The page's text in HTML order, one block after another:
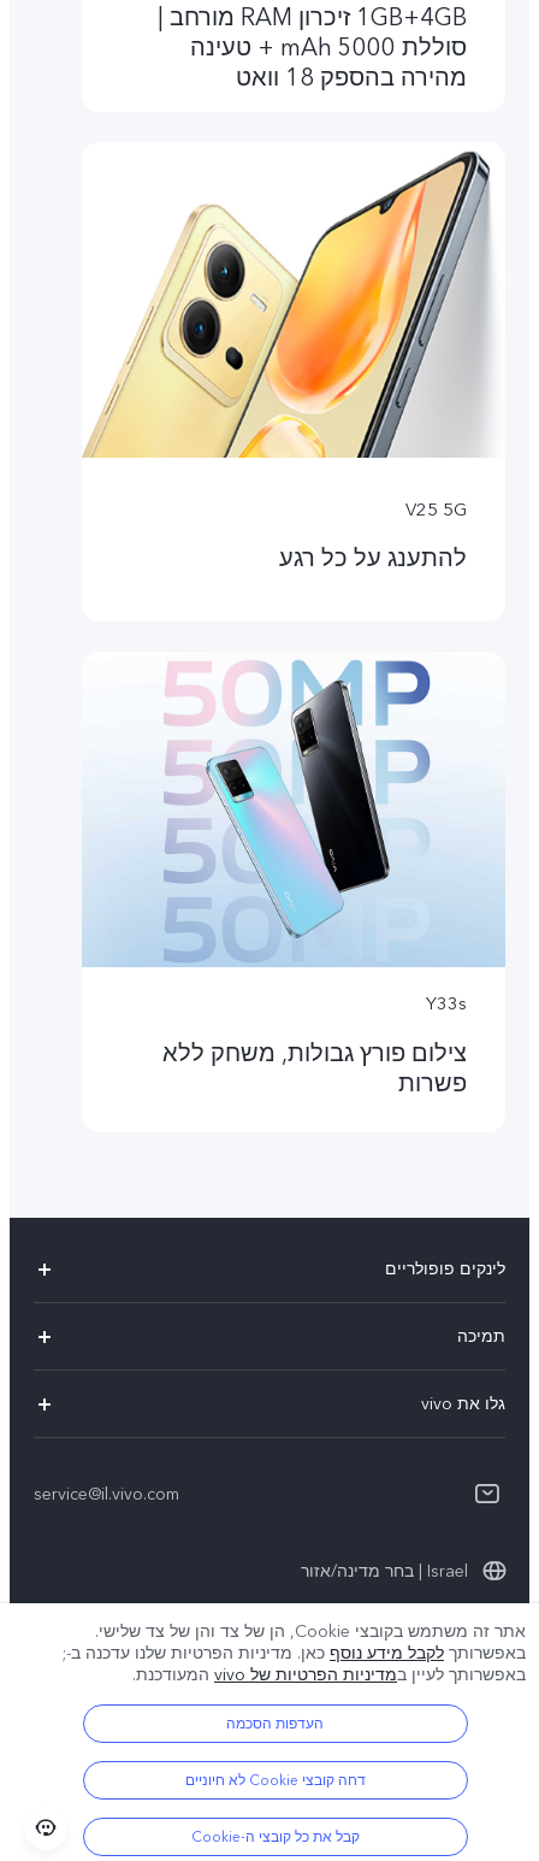
4GB‏+1GB זיכרון RAM מורחב |
סוללת 5000 mAh + טעינה
מהירה בהספק 18 וואט
V25 5G
להתענג על כל רגע
Y33s
צילום פורץ גבולות, משחק ללא
פשרות
לינקים פופולריים
Y36
Y76 5G
Y22s
תמיכה
עדכון מערכת
תקנון שירות
גלו את vivo
אודותינו
תנאי הפרטיות של vivo
service@il.vivo.com
Israel | בחר מדינה/אזור
© 2026 vivo Mobile Communication Co., Ltd. כל הזכויות שמורות.
תמיכת פרטיות
הגדרת קובצי Cookie
אתר זה משתמש בקובצי Cookie, הן של צד והן של צד שלישי.
באפשרותך לקבל מידע נוסף כאן. מדיניות הפרטיות שלנו עדכנה ב-;
באפשרותך לעיין במדיניות הפרטיות של vivo המעודכנת.
העדפות הסכמה
דחה קובצי Cookie לא חיוניים
קבל את כל קובצי ה-Cookie